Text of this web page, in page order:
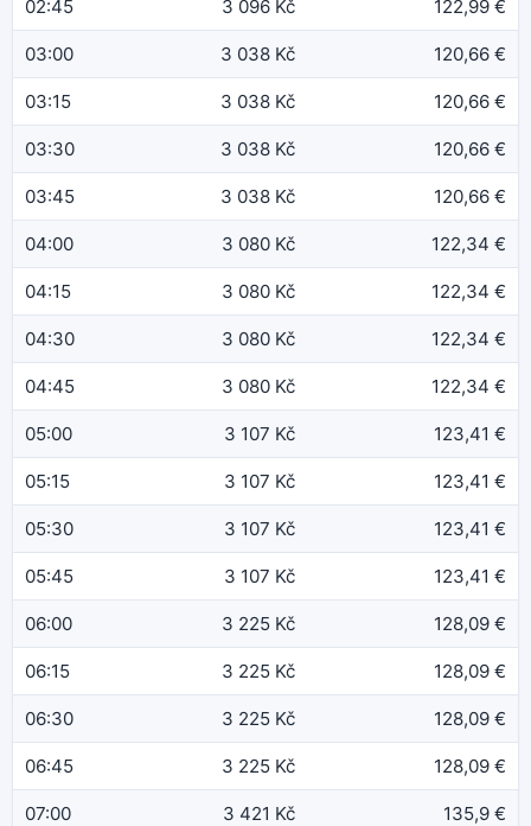
02:45 3 096 Kč 122,99 €
03:00 3 038 Kč 120,66 €
03:15 3 038 Kč 120,66 €
03:30 3 038 Kč 120,66 €
03:45 3 038 Kč 120,66 €
04:00 3 080 Kč 122,34 €
04:15 3 080 Kč 122,34 €
04:30 3 080 Kč 122,34 €
04:45 3 080 Kč 122,34 €
05:00 3 107 Kč 123,41 €
05:15 3 107 Kč 123,41 €
05:30 3 107 Kč 123,41 €
05:45 3 107 Kč 123,41 €
06:00 3 225 Kč 128,09 €
06:15 3 225 Kč 128,09 €
06:30 3 225 Kč 128,09 €
06:45 3 225 Kč 128,09 €
07:00 3 421 Kč 135,9 €